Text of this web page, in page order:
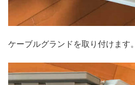
ケーブルグランドを取り付けます。